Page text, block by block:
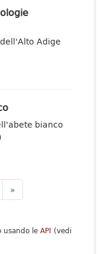
Adige
bianco
»
usando le API (vedi